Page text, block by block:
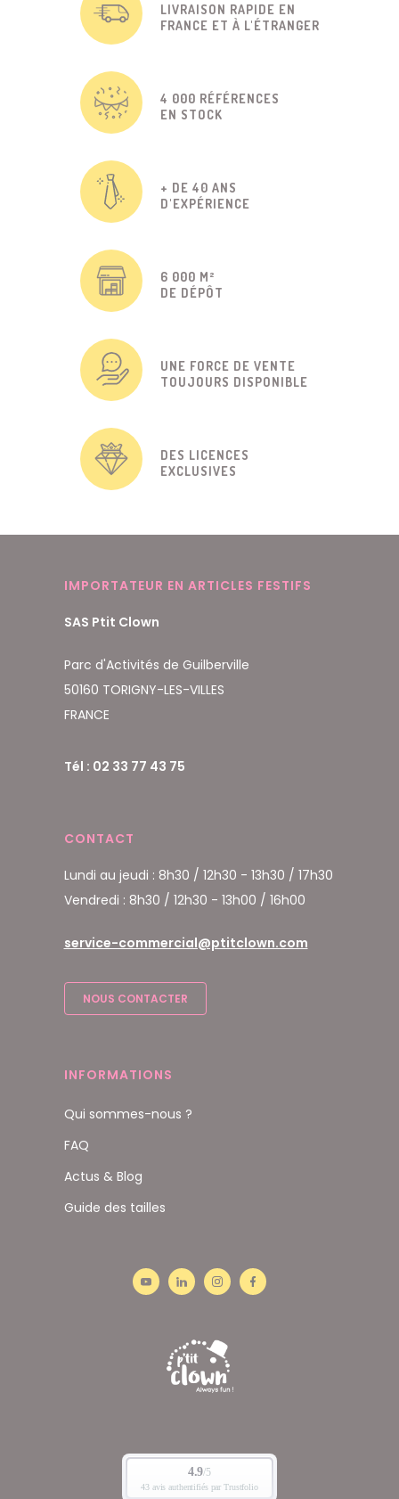
LIVRAISON RAPIDE EN
FRANCE ET À L'ÉTRANGER
4 000 RÉFÉRENCES
EN STOCK
+ DE 40 ANS
D'EXPÉRIENCE
6 000 M²
DE DÉPÔT
UNE FORCE DE VENTE
TOUJOURS DISPONIBLE
DES LICENCES
EXCLUSIVES
IMPORTATEUR EN ARTICLES FESTIFS
SAS Ptit Clown
Parc d'Activités de Guilberville
50160 TORIGNY-LES-VILLES
FRANCE
Tél : 02 33 77 43 75
CONTACT
Lundi au jeudi : 8h30 / 12h30 - 13h30 / 17h30
Vendredi : 8h30 / 12h30 - 13h00 / 16h00
service-commercial@ptitclown.com
NOUS CONTACTER
INFORMATIONS
Qui sommes-nous ?
FAQ
Actus & Blog
Guide des tailles